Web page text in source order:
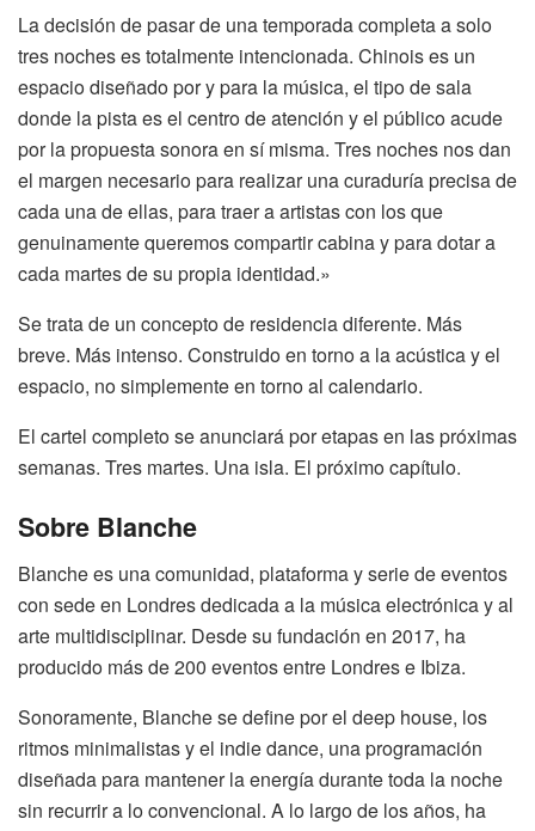
La decisión de pasar de una temporada completa a solo
tres noches es totalmente intencionada. Chinois es un
espacio diseñado por y para la música, el tipo de sala
donde la pista es el centro de atención y el público acude
por la propuesta sonora en sí misma. Tres noches nos dan
el margen necesario para realizar una curaduría precisa de
cada una de ellas, para traer a artistas con los que
genuinamente queremos compartir cabina y para dotar a
cada martes de su propia identidad.»
Se trata de un concepto de residencia diferente. Más
breve. Más intenso. Construido en torno a la acústica y el
espacio, no simplemente en torno al calendario.
El cartel completo se anunciará por etapas en las próximas
semanas. Tres martes. Una isla. El próximo capítulo.
Sobre Blanche
Blanche es una comunidad, plataforma y serie de eventos
con sede en Londres dedicada a la música electrónica y al
arte multidisciplinar. Desde su fundación en 2017, ha
producido más de 200 eventos entre Londres e Ibiza.
Sonoramente, Blanche se define por el deep house, los
ritmos minimalistas y el indie dance, una programación
diseñada para mantener la energía durante toda la noche
sin recurrir a lo convencional. A lo largo de los años, ha